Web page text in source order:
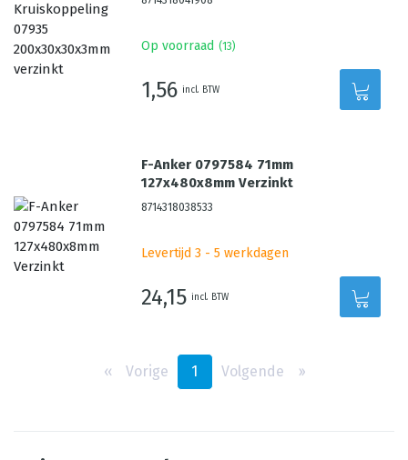
Op voorraad (13)
1,56 incl. BTW
F-Anker 0797584 71mm
127x480x8mm Verzinkt
8714318038533
Levertijd 3 - 5 werkdagen
24,15 incl. BTW
‹‹ Vorige 1 Volgende ››